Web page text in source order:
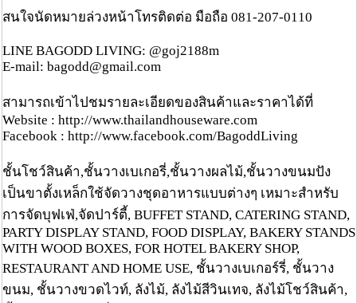
สนใจนัดหมายล่วงหน้าโทรติดต่อ มือถือ 081-207-0110
LINE BAGODD LIVING: @goj2188m
E-mail: bagodd@gmail.com
สามารถเข้าไปชมรายละเอียดของสินค้าและราคาได้ที่
Website : http://www.thailandhouseware.com
Facebook : http://www.facebook.com/BagoddLiving
ชั้นโชว์สินค้า,ชั้นวางเบเกอรี่,ชั้นวางผลไม้,ชั้นวางขนมปัง
เป็นขาตั้งเหล็กใช้จัดวางชุดอาหารแบบต่างๆ เหมาะสำหรับ
การจัดบุฟเฟ่,จัดปาร์ตี้, BUFFET STAND, CATERING STAND,
PARTY DISPLAY STAND, FOOD DISPLAY, BAKERY STANDS
WITH WOOD BOXES, FOR HOTEL BAKERY SHOP,
RESTAURANT AND HOME USE, ชั้นวางเบเกอร์รี่, ชั้นวาง
ขนม, ชั้นวางขวดไวท์, ลังไม้, ลังไม้สีวินเทจ, ลังไม้โชว์สินค้า,